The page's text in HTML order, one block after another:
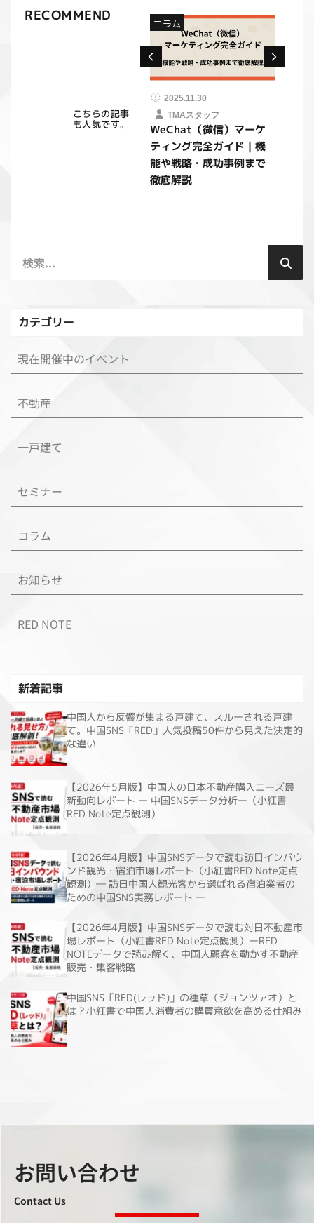
RECOMMEND
こちらの記事
も人気です。
コラム
TMAスタッフ
中国でYouTubeが見れな
コラム
2025.11.30
TMAスタッフ
WeChat（微信）マーケ
ティング完全ガイド｜機
能や戦略・成功事例まで
徹底解説
カテゴリー
現在開催中のイベント
不動産
一戸建て
セミナー
コラム
お知らせ
RED NOTE
新着記事
中国人から反響が集まる戸建て、スルーされる戸建
て。中国SNS「RED」人気投稿50件から見えた決定的
な違い
【2026年5月版】中国人の日本不動産購入ニーズ最
新動向レポート ー 中国SNSデータ分析ー（小紅書
RED Note定点観測）
【2026年4月版】中国SNSデータで読む訪日インバウ
ンド観光・宿泊市場レポート（小紅書RED Note定点
観測）― 訪日中国人観光客から選ばれる宿泊業者の
ための中国SNS実務レポート ―
【2026年4月版】中国SNSデータで読む対日不動産市
場レポート（小紅書RED Note定点観測）ーRED
NOTEデータで読み解く、中国人顧客を動かす不動産
販売・集客戦略
中国SNS「RED(レッド)」の種草（ジョンツァオ）と
は？小紅書で中国人消費者の購買意欲を高める仕組み
お問い合わせ
Contact Us